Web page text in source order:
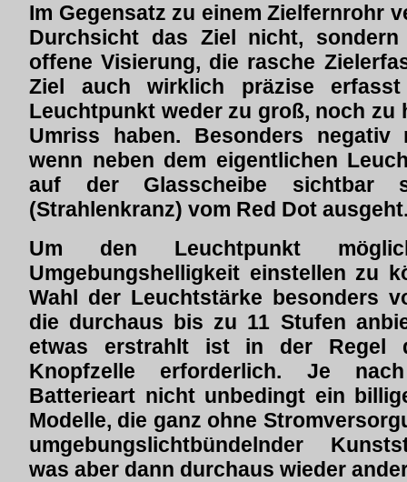
Im Gegensatz zu einem Zielfernrohr
Durchsicht das Ziel nicht,
offene Visierung, die rasche
Ziel auch wirklich präzise
Leuchtpunkt weder zu groß, noch zu
Umriss haben. Besonders
wenn neben dem eigentlichen
auf der Glasscheibe sichtbar
(Strahlenkranz) vom Red Dot
Um den Leuchtpunkt
Umgebungshelligkeit einstellen zu
Wahl der Leuchtstärke besonders
die durchaus bis zu 11 Stufen
etwas erstrahlt ist in der Regel
Knopfzelle erforderlich. Je
Batterieart nicht unbedingt ein
Modelle, die ganz ohne
umgebungslichtbündelnder
was aber dann durchaus wieder